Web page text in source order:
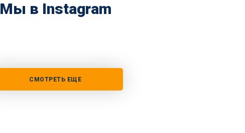
Мы в Instagram
СМОТРЕТЬ ЕЩЕ